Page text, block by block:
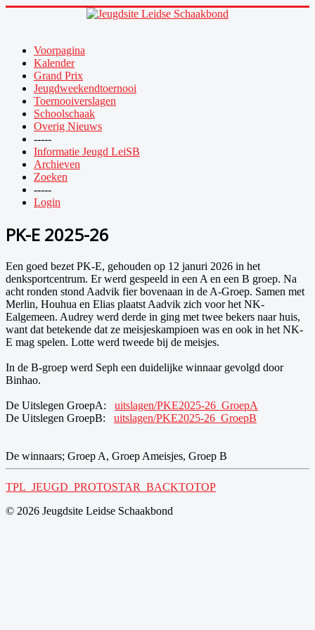
Voorpagina
Kalender
Grand Prix
Jeugdweekendtoernooi
Toernooiverslagen
Schoolschaak
Overig Nieuws
-----
Informatie Jeugd LeiSB
Archieven
Zoeken
-----
Login
PK-E 2025-26
Een goed bezet PK-E, gehouden op 12 januri 2026 in het
denksportcentrum. Er werd gespeeld in een A en een B groep. Na
acht ronden stond Aadvik fier bovenaan in de A-Groep. Samen met
Merlin, Houhua en Elias plaatst Aadvik zich voor het NK-
Ealgemeen. Audrey werd derde in ging met twee bekers naar huis,
want dat betekende dat ze meisjeskampioen was en ook in het NK-
E mag spelen. Lotte werd tweede bij de meisjes.
In de B-groep werd Seph een duidelijke winnaar gevolgd door
Binhao.
De Uitslegen GroepA: uitslagen/PKE2025-26_GroepA
De Uitslegen GroepB: uitslagen/PKE2025-26_GroepB
De winnaars; Groep A, Groep Ameisjes, Groep B
TPL_JEUGD_PROTOSTAR_BACKTOTOP
© 2026 Jeugdsite Leidse Schaakbond